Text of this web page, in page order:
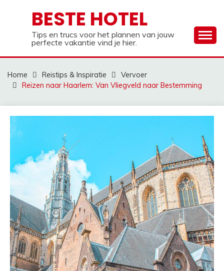
BESTE HOTEL
Tips en trucs voor het plannen van jouw
perfecte vakantie vind je hier.
Home Reistips & Inspiratie
Vervoer
Reizen naar Haarlem: Van Vliegveld naar Bestemming